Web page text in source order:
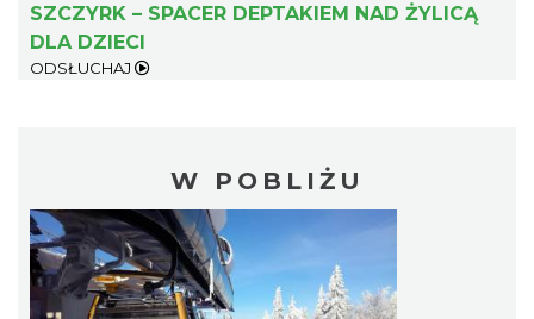
SZCZYRK – SPACER DEPTAKIEM NAD ŻYLICĄ
DLA DZIECI
ODSŁUCHAJ
W POBLIŻU